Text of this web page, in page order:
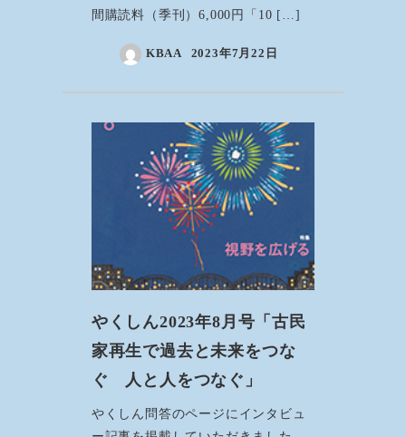
間購読料（季刊）6,000円「10 […]
KBAA 2023年7月22日
やくしん2023年8月号「古民
家再生で過去と未来をつな
ぐ 人と人をつなぐ」
やくしん問答のページにインタビュ